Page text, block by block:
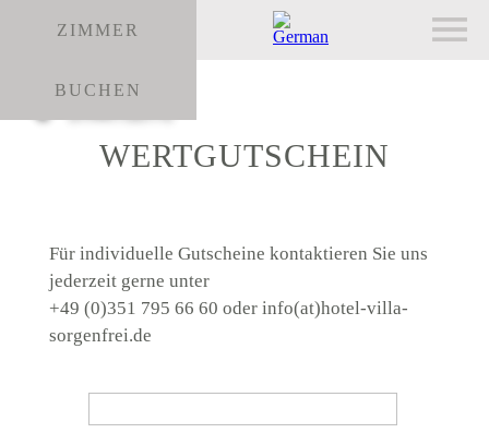
ZIMMER
BUCHEN
WERTGUTSCHEIN
Für individuelle Gutscheine kontaktieren Sie uns
jederzeit gerne unter
+49 (0)351 795 66 60 oder info(at)hotel-villa-
sorgenfrei.de